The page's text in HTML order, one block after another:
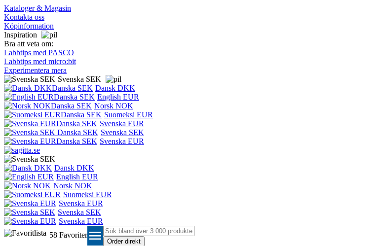
Kataloger & Magasin
Kontakta oss
Köpinformation
Inspiration
Bra att veta om:
Labbtips med PASCO
Labbtips med micro:bit
Experimentera mera
Svenska SEK
Dansk DKK
English EUR
Norsk NOK
Suomeksi EUR
Svenska EUR
Svenska SEK
Svenska EUR
Dansk DKK
English EUR
Norsk NOK
Suomeksi EUR
Svenska EUR
Svenska SEK
Svenska EUR
58 Favoriter menu